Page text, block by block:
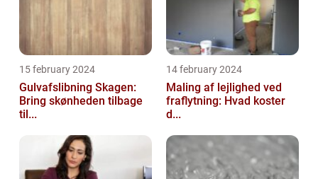
15 february 2024
Gulvafslibning Skagen:
Bring skønheden tilbage
til...
14 february 2024
Maling af lejlighed ved
fraflytning: Hvad koster
d...